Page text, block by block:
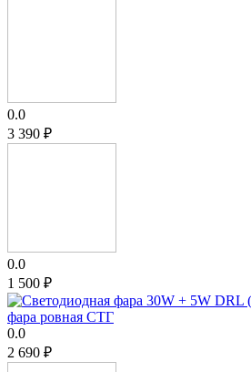
0.0
3 390 ₽
0.0
1 500 ₽
0.0
2 690 ₽